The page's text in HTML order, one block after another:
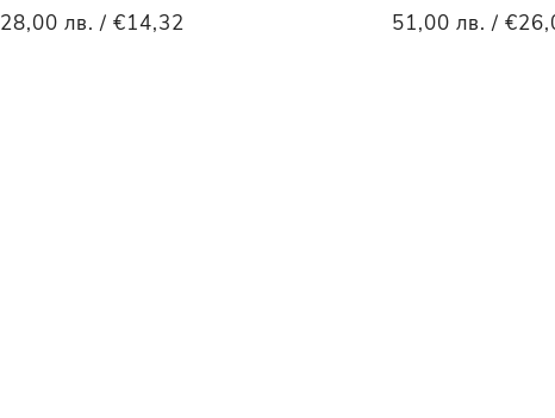
28,00 лв. / €14,32 51,00 лв. /